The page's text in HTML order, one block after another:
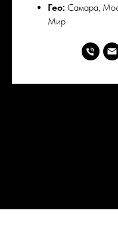
Гео: Самара,
Мир